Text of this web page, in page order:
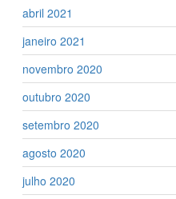
abril 2021
janeiro 2021
novembro 2020
outubro 2020
setembro 2020
agosto 2020
julho 2020